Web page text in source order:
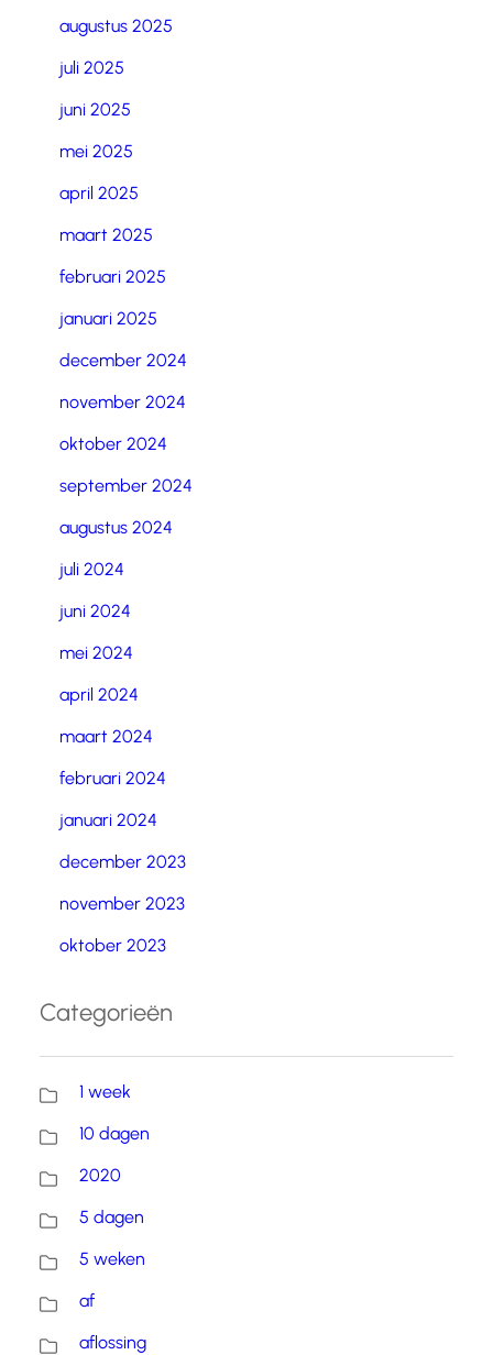
augustus 2025
juli 2025
juni 2025
mei 2025
april 2025
maart 2025
februari 2025
januari 2025
december 2024
november 2024
oktober 2024
september 2024
augustus 2024
juli 2024
juni 2024
mei 2024
april 2024
maart 2024
februari 2024
januari 2024
december 2023
november 2023
oktober 2023
Categorieën
1 week
10 dagen
2020
5 dagen
5 weken
af
aflossing